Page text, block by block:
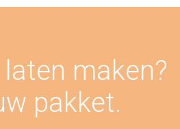
maken?
pakket.